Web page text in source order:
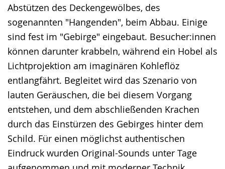
Abstützen des Deckengewölbes, des
sogenannten "Hangenden", beim Abbau. Einige
sind fest im "Gebirge" eingebaut. Besucher:innen
können darunter krabbeln, während ein Hobel als
Lichtprojektion am imaginären Kohleflöz
entlangfährt. Begleitet wird das Szenario von
lauten Geräuschen, die bei diesem Vorgang
entstehen, und dem abschließenden Krachen
durch das Einstürzen des Gebirges hinter dem
Schild. Für einen möglichst authentischen
Eindruck wurden Original-Sounds unter Tage